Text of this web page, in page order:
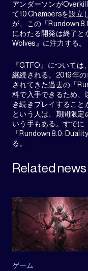
アンダーソンが
て10 Chambersを設立
が、この「Rundown
にわたる開発は終了と
Wolves』に注力する。
『GTFO』について
継続される。2019年
されてきた過去の「
料で入手できるため、
き続きプレイすること
という人は、期間限定
いう手もある。すでに
「Rundown 8.0:
る。
Related news
ゲーム